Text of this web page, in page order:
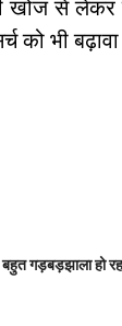
से लेकर
को भी
बहुत गड़बड़झाला हो